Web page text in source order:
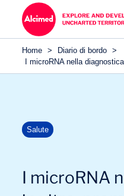
Home > Diario di bordo >
I microRNA nella
Salute
I microRNA